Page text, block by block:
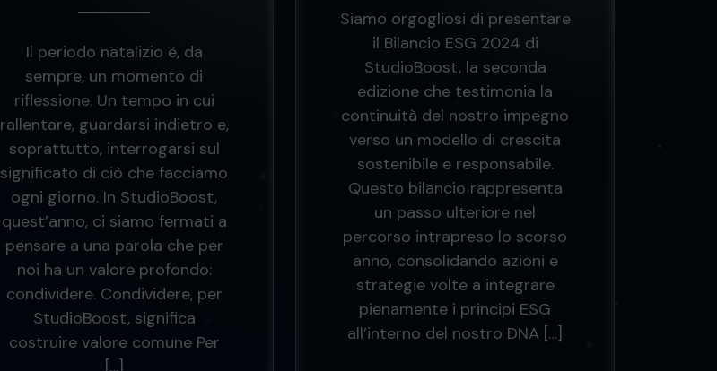
Il periodo natalizio è, da
sempre, un momento di
riflessione. Un tempo in cui
rallentare, guardarsi indietro e,
soprattutto, interrogarsi sul
significato di ciò che facciamo
ogni giorno. In StudioBoost,
quest’anno, ci siamo fermati a
pensare a una parola che per
noi ha un valore profondo:
condividere. Condividere, per
StudioBoost, significa
costruire valore comune Per
[…]
Siamo orgogliosi di presentare
il Bilancio ESG 2024 di
StudioBoost, la seconda
edizione che testimonia la
continuità del nostro impegno
verso un modello di crescita
sostenibile e responsabile.
Questo bilancio rappresenta
un passo ulteriore nel
percorso intrapreso lo scorso
anno, consolidando azioni e
strategie volte a integrare
pienamente i principi ESG
all’interno del nostro DNA […]